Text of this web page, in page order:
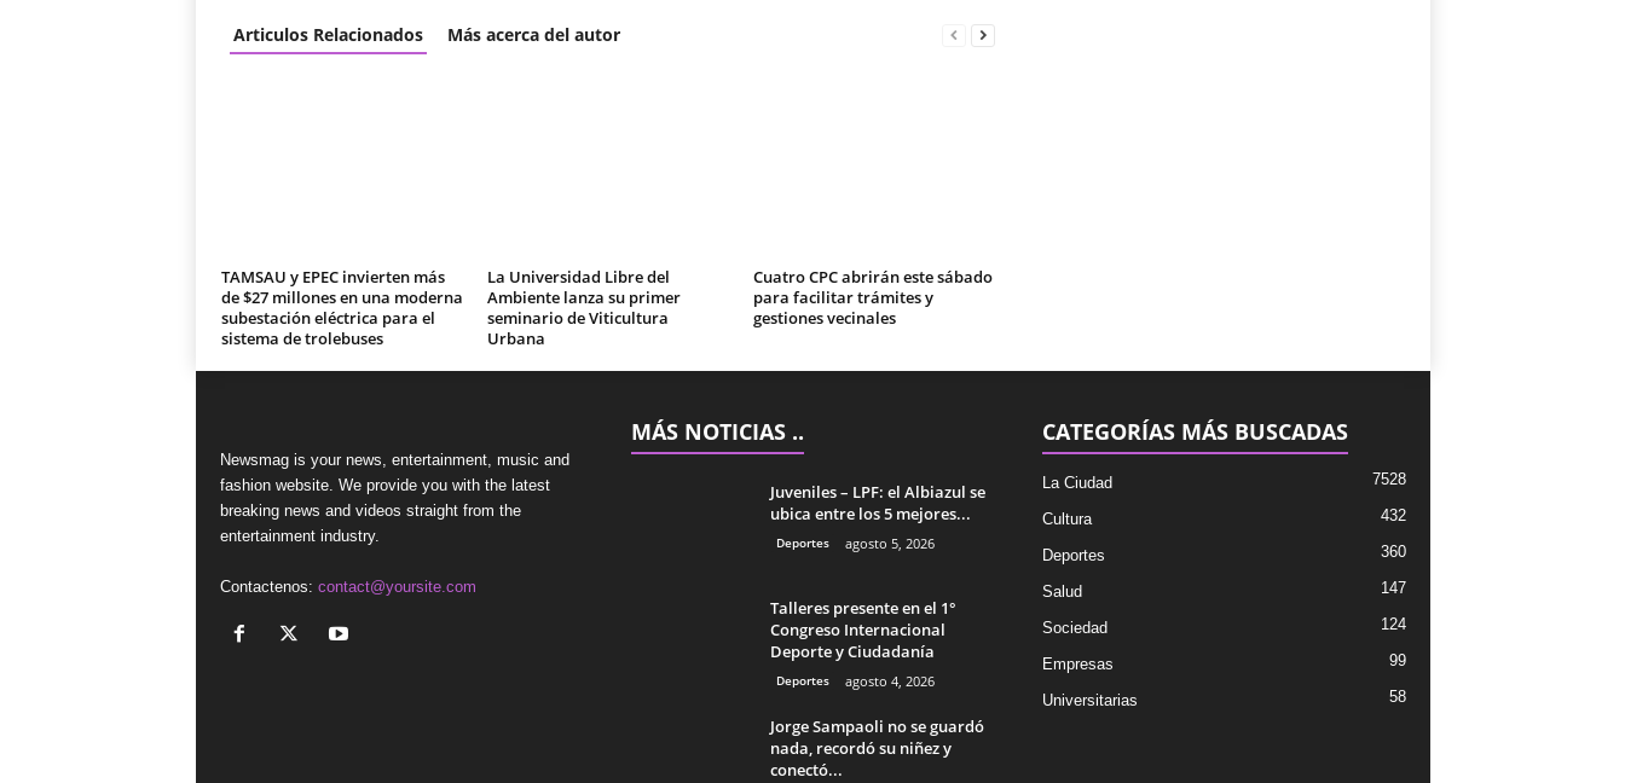
Articulos Relacionados Más acerca del autor
TAMSAU y EPEC invierten más
de $27 millones en una moderna
subestación eléctrica para el
sistema de trolebuses
La Universidad Libre del
Ambiente lanza su primer
seminario de Viticultura
Urbana
Cuatro CPC abrirán este sábado
para facilitar trámites y
gestiones vecinales
Newsmag is your news, entertainment, music and
fashion website. We provide you with the latest
breaking news and videos straight from the
entertainment industry.
Contactenos: contact@yoursite.com
MÁS NOTICIAS ..
Juveniles – LPF: el Albiazul se
ubica entre los 5 mejores...
Deportes agosto 5, 2026
Talleres presente en el 1°
Congreso Internacional
Deporte y Ciudadanía
Deportes agosto 4, 2026
Jorge Sampaoli no se guardó
nada, recordó su niñez y
conectó...
CATEGORÍAS MÁS BUSCADAS
La Ciudad 7528
Cultura 432
Deportes 360
Salud 147
Sociedad 124
Empresas 99
Universitarias 58